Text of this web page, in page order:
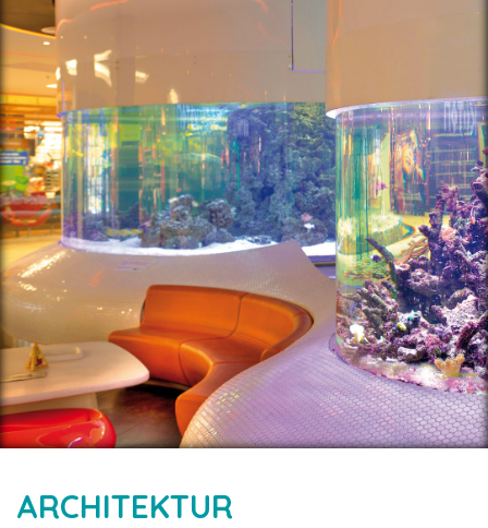
ARCHITEKTUR